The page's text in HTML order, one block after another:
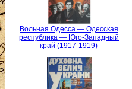
Вольная Одесса — Одесская
республика — Юго-Западный
край (1917-1919)